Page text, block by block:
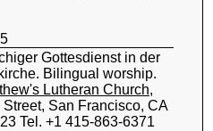
Gottesdienst in der
Bilingual worship.
Lutheran Church,
Street, San Francisco, CA
Tel. +1 415-863-6371